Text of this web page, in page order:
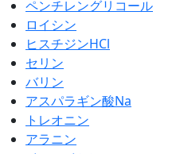
ペンチレングリコール
ロイシン
ヒスチジンHCl
セリン
バリン
アスパラギン酸Na
トレオニン
アラニン